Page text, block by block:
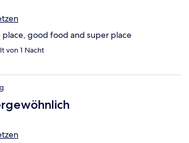
place, good food and super place
von 1 Nacht